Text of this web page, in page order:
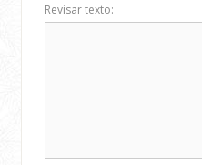
Revisar texto: